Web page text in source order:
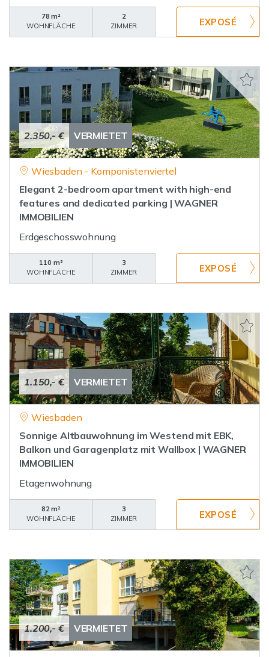
78 m²
WOHNFLÄCHE
2
ZIMMER
2.350,- € VERMIETET
Wiesbaden - Komponistenviertel
Elegant 2-bedroom apartment with high-end
features and dedicated parking | WAGNER
IMMOBILIEN
Erdgeschosswohnung
110 m²
WOHNFLÄCHE
3
ZIMMER
1.150,- € VERMIETET
Wiesbaden
Sonnige Altbauwohnung im Westend mit EBK,
Balkon und Garagenplatz mit Wallbox | WAGNER
IMMOBILIEN
Etagenwohnung
82 m²
WOHNFLÄCHE
3
ZIMMER
1.200,- € VERMIETET